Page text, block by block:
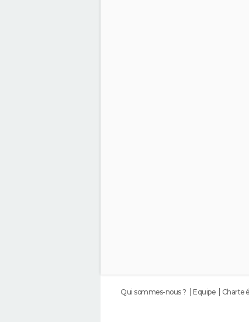
Qui sommes-nous ? Equipe Charte